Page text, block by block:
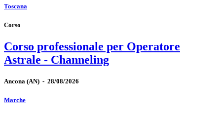
Toscana
Corso
Corso professionale per Operatore
Astrale - Channeling
Ancona (AN) - 28/08/2026
Marche